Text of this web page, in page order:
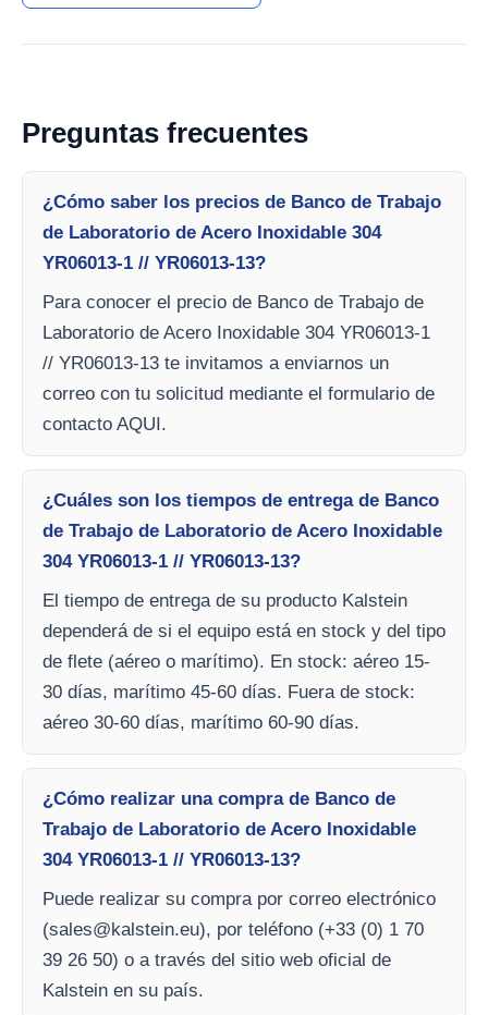
Preguntas frecuentes
¿Cómo saber los precios de Banco de Trabajo
de Laboratorio de Acero Inoxidable 304
YR06013-1 // YR06013-13?
Para conocer el precio de Banco de Trabajo de
Laboratorio de Acero Inoxidable 304 YR06013-1
// YR06013-13 te invitamos a enviarnos un
correo con tu solicitud mediante el formulario de
contacto AQUI.
¿Cuáles son los tiempos de entrega de Banco
de Trabajo de Laboratorio de Acero Inoxidable
304 YR06013-1 // YR06013-13?
El tiempo de entrega de su producto Kalstein
dependerá de si el equipo está en stock y del tipo
de flete (aéreo o marítimo). En stock: aéreo 15-
30 días, marítimo 45-60 días. Fuera de stock:
aéreo 30-60 días, marítimo 60-90 días.
¿Cómo realizar una compra de Banco de
Trabajo de Laboratorio de Acero Inoxidable
304 YR06013-1 // YR06013-13?
Puede realizar su compra por correo electrónico
(sales@kalstein.eu), por teléfono (+33 (0) 1 70
39 26 50) o a través del sitio web oficial de
Kalstein en su país.